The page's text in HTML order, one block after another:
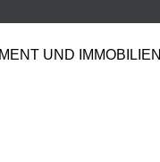
UND IMMOBILIEN